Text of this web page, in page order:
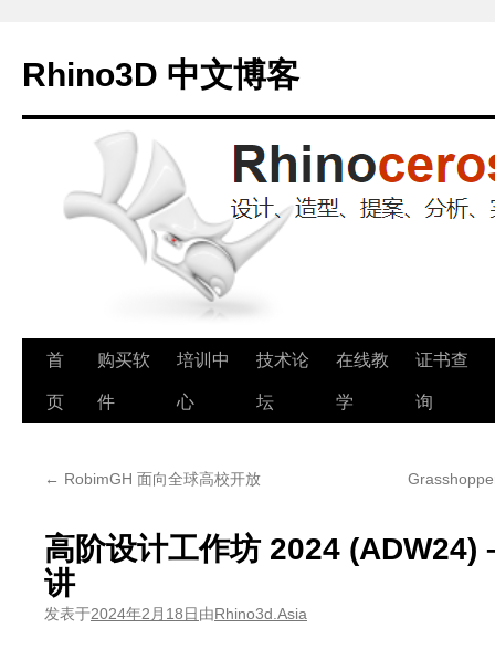
Rhino3D 中文博客
跳
至
首
页
购买软
件
培训中
心
技术论
坛
在线教
学
证书查
询
← RobimGH 面向全球高校开放
高阶设计工作坊 2024
讲
发表于2024年2月18日由Rhino3d.Asia